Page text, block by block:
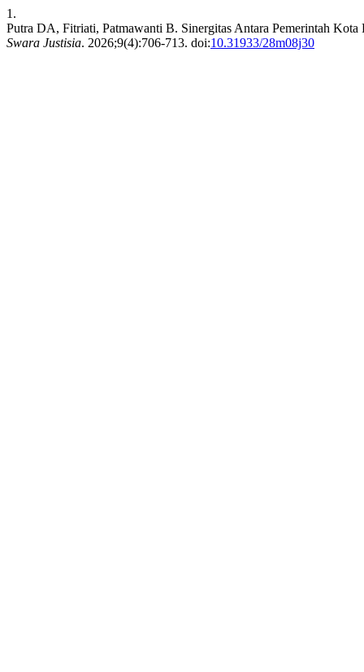
1.
Putra DA, Fitriati, Patmawanti B. Sinergitas Antara Pemerintah
Swara Justisia. 2026;9(4):706-713. doi:10.31933/28m08j30